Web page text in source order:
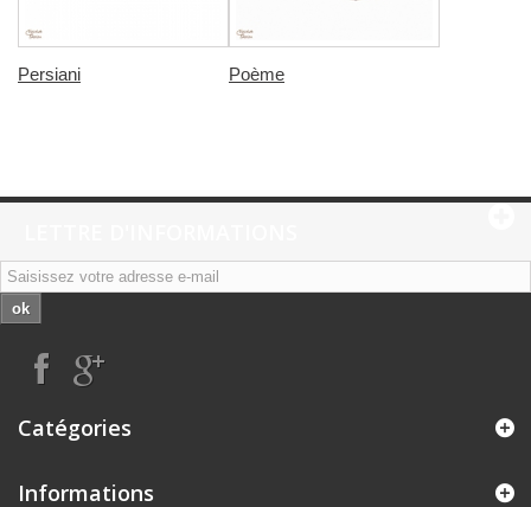
Persiani Poème
ok
Catégories
Informations